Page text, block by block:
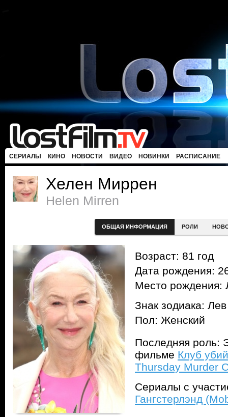
СЕРИАЛЫ КИНО НОВОСТИ ВИДЕО НОВИНКИ РАСПИСАНИЕ
Хелен Миррен
Helen Mirren
ОБЩАЯ ИНФОРМАЦИЯ РОЛИ
Возраст: 81 год
Дата рождения:
Место рождения:
Знак зодиака: Лев
Пол: Женский
Последняя роль:
фильме Клуб
Thursday Murder
Сериалы с
Гангстерлэнд